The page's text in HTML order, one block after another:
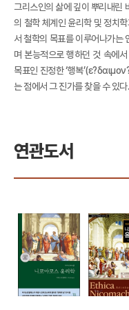
그리스인의 삶에 깊이 뿌리내린
의 철학 체계인 윤리학 및 정치
서 철학의 목표를 이루어나가는
며 본능적으로 행하던 것 속에
목표인 진정한 ‘행복
는 점에서 그 진가를 찾을 수 있다.
연관도서